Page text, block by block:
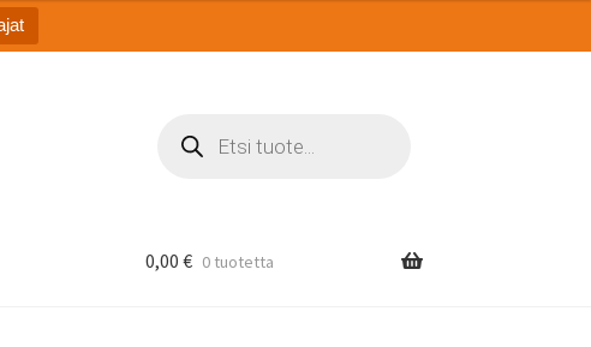
search
0,00 € 0 tuotetta